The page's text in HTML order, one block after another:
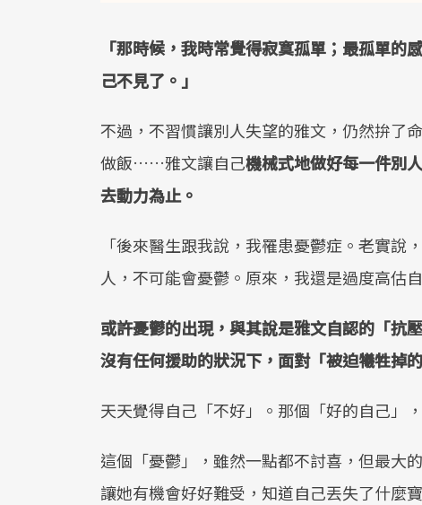
「那時候，我時常覺得寂寞孤單；最孤單
己不見了。」
不過，不習慣讓別人失望的雅文，仍然拚了
做飯……雅文讓自己機械式地做好每一件別
去動力為止。
「後來醫生跟我說，我罹患憂鬱症。老實
人，不可能會憂鬱。原來，我還是過度高估
或許憂鬱的出現，與其說是雅文自認的「抗
沒有任何援助的狀況下，面對「被迫犧牲掉
天天覺得自己「不好」。那個「好的自己」
這個「憂鬱」，雖然一點都不討喜，但最大
讓她有機會好好難受，知道自己丟失了什麼